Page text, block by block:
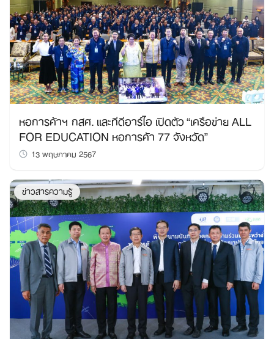
หอการค้าฯ กสศ. และทีดีอาร์ไอ เปิดตัว “เครือข่าย ALL
FOR EDUCATION หอการค้า 77 จังหวัด”
13 พฤษภาคม 2567
ข่าวสารความรู้